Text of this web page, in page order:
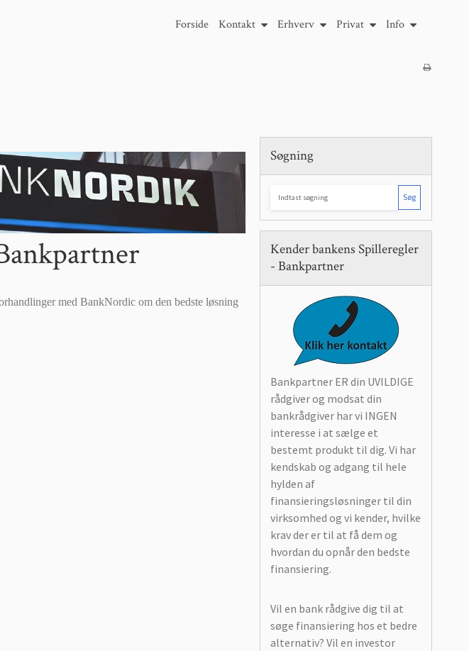
Forside Kontakt Erhverv Privat Info
med BankNordic om den bedste løsning
Søgning
Søg
Kender bankens Spilleregler
- Bankpartner
Bankpartner ER din UVILDIGE
rådgiver og modsat din
bankrådgiver har vi INGEN
interesse i at sælge et
bestemt produkt til dig. Vi har
kendskab og adgang til hele
hylden af
finansieringsløsninger til din
virksomhed og vi kender, hvilke
krav der er til at få dem og
hvordan du opnår den bedste
finansiering.
Vil en bank rådgive dig til at
søge finansiering hos et bedre
alternativ? Vil en investor